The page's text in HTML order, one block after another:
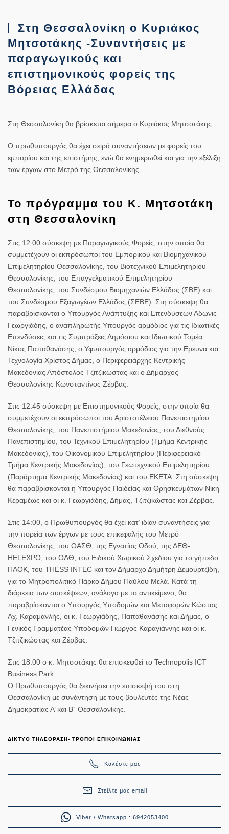
Στη Θεσσαλονίκη ο Κυριάκος
Μητσοτάκης -Συναντήσεις με
παραγωγικούς και
επιστημονικούς φορείς της
Βόρειας Ελλάδας
Στη Θεσσαλονίκη θα βρίσκεται σήμερα ο Κυριάκος Μητσοτάκης.
Ο πρωθυπουργός θα έχει σειρά συναντήσεων με φορείς του
εμπορίου και της επιστήμης, ενώ θα ενημερωθεί και για την εξέλιξη
των έργων στο Μετρό της Θεσσαλονίκης.
Το πρόγραμμα του Κ. Μητσοτάκη
στη Θεσσαλονίκη
Στις 12:00 σύσκεψη με Παραγωγικούς Φορείς, στην οποία θα
συμμετέχουν οι εκπρόσωποι του Εμπορικού και Βιομηχανικού
Επιμελητηρίου Θεσσαλονίκης, του Βιοτεχνικού Επιμελητηρίου
Θεσσαλονίκης, του Επαγγελματικού Επιμελητηρίου
Θεσσαλονίκης, του Συνδέσμου Βιομηχανιών Ελλάδος (ΣΒΕ) και
του Συνδέσμου Εξαγωγέων Ελλάδος (ΣΕΒΕ). Στη σύσκεψη θα
παραβρίσκονται ο Υπουργός Ανάπτυξης και Επενδύσεων Αδωνις
Γεωργιάδης, ο αναπληρωτής Υπουργός αρμόδιος για τις Ιδιωτικές
Επενδύσεις και τις Συμπράξεις Δημόσιου και Ιδιωτικού Τομέα
Νίκος Παπαθανάσης, ο Υφυπουργός αρμόδιος για την Ερευνα και
Τεχνολογία Χρίστος Δήμας, ο Περιφερειάρχης Κεντρικής
Μακεδονίας Απόστολος Τζιτζικώστας και ο Δήμαρχος
Θεσσαλονίκης Κωνσταντίνος Ζέρβας.
Στις 12:45 σύσκεψη με Επιστημονικούς Φορείς, στην οποία θα
συμμετέχουν οι εκπρόσωποι του Αριστοτέλειου Πανεπιστημίου
Θεσσαλονίκης, του Πανεπιστήμιου Μακεδονίας, του Διεθνούς
Πανεπιστημίου, του Τεχνικού Επιμελητηρίου (Τμήμα Κεντρικής
Μακεδονίας), του Οικονομικού Επιμελητηρίου (Περιφερειακό
Τμήμα Κεντρικής Μακεδονίας), του Γεωτεχνικού Επιμελητηρίου
(Παράρτημα Κεντρικής Μακεδονίας) και του ΕΚΕΤΑ. Στη σύσκεψη
θα παραβρίσκονται η Υπουργός Παιδείας και Θρησκευμάτων Νίκη
Κεραμέως και οι κ. Γεωργιάδης, Δήμας, Τζιτζικώστας και Ζέρβας.
Στις 14:00, ο Πρωθυπουργός θα έχει κατ’ ιδίαν συναντήσεις για
την πορεία των έργων με τους επικεφαλής του Μετρό
Θεσσαλονίκης, του ΟΑΣΘ, της Εγνατίας Οδού, της ΔΕΘ-
HELEXPO, του ΟΛΘ, του Ειδικού Χωρικού Σχεδίου για το γήπεδο
ΠΑΟΚ, του THESS INTEC και τον Δήμαρχο Δημήτρη Δεμουρτζίδη,
για το Μητροπολιτικό Πάρκο Δήμου Παύλου Μελά. Κατά τη
διάρκεια των συσκέψεων, ανάλογα με το αντικείμενο, θα
παραβρίσκονται ο Υπουργός Υποδομών και Μεταφορών Κώστας
Αχ. Καραμανλής, οι κ. Γεωργιάδης, Παπαθανάσης και Δήμας, ο
Γενικός Γραμματέας Υποδομών Γιώργος Καραγιάννης και οι κ.
Τζιτζικώστας και Ζέρβας.
Στις 18:00 ο κ. Μητσοτάκης θα επισκεφθεί το Technopolis ICT
Business Park.
O Πρωθυπουργός θα ξεκινήσει την επίσκεψή του στη
Θεσσαλονίκη με συνάντηση με τους βουλευτές της Νέας
Δημοκρατίας Α’ και Β΄ Θεσσαλονίκης.
ΔΙΚΤΥΟ ΤΗΛΕΟΡΑΣΗ- ΤΡΟΠΟΙ ΕΠΙΚΟΙΝΩΝΙΑΣ
Καλέστε μας
Στείλτε μας email
Viber / Whatsapp : 6942053400